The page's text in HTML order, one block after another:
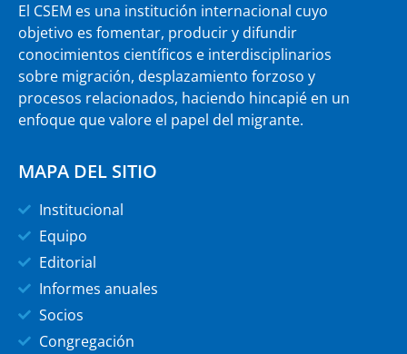
El CSEM es una institución internacional cuyo
objetivo es fomentar, producir y difundir
conocimientos científicos e interdisciplinarios
sobre migración, desplazamiento forzoso y
procesos relacionados, haciendo hincapié en un
enfoque que valore el papel del migrante.
MAPA DEL SITIO
Institucional
Equipo
Editorial
Informes anuales
Socios
Congregación